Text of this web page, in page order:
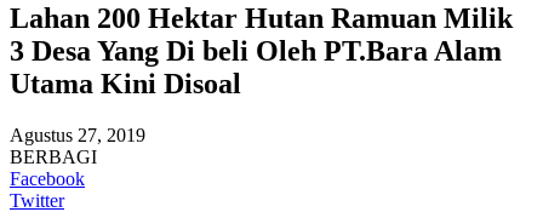
Lahan 200 Hektar Hutan Ramuan Milik
3 Desa Yang Di beli Oleh PT.Bara Alam
Utama Kini Disoal
Agustus 27, 2019
BERBAGI
Facebook
Twitter